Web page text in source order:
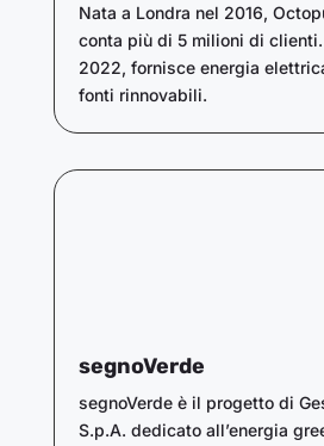
Nata a Londra nel 2016,
conta più di 5 milioni di
2022, fornisce energia
fonti rinnovabili.
segnoVerde
segnoVerde è il progetto di
S.p.A. dedicato all’energia